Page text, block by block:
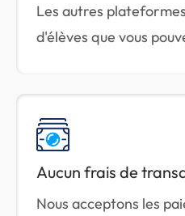
Les autres
d'élèves que vous
Aucun frais de
Nous acceptons les